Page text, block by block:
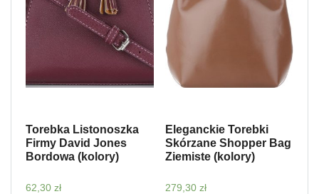
Torebka Listonoszka
Firmy David Jones
Bordowa (kolory)
62,30 zł
Eleganckie Torebki
Skórzane Shopper Bag
Ziemiste (kolory)
279,30 zł